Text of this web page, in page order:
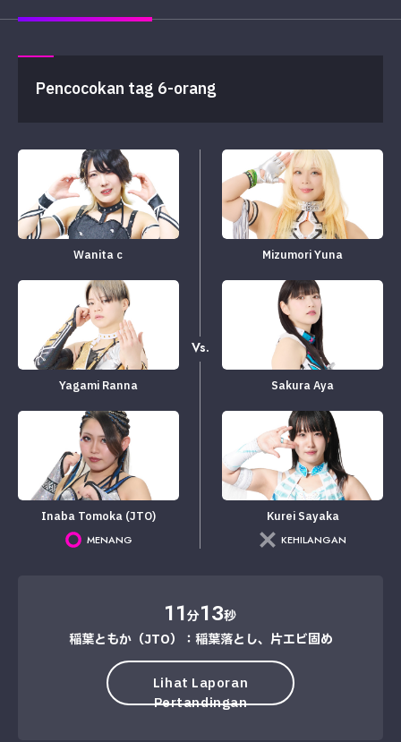
Pencocokan tag 6-orang
Wanita c
Yagami Ranna
Inaba Tomoka (JTO)
MENANG
Vs.
Mizumori Yuna
Sakura Aya
Kurei Sayaka
KEHILANGAN
11分13秒
稲葉ともか（JTO）：稲葉落とし、片エビ固め
Lihat Laporan
Pertandingan